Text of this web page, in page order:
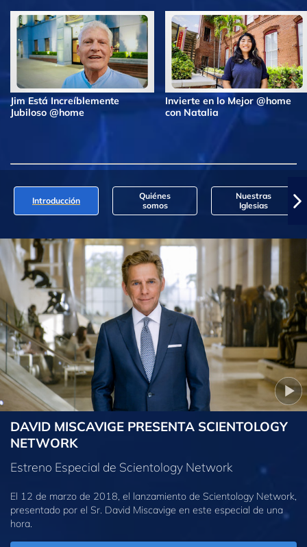
Jim Está Increíblemente
Jubiloso @home
Invierte en lo Mejor @home
con Natalia
Introducción
Quiénes
somos
Nuestras
Iglesias
DAVID MISCAVIGE PRESENTA SCIENTOLOGY
NETWORK
Estreno Especial de Scientology Network
El 12 de marzo de 2018, el lanzamiento de Scientology Network,
presentado por el Sr. David Miscavige en este especial de una
hora.